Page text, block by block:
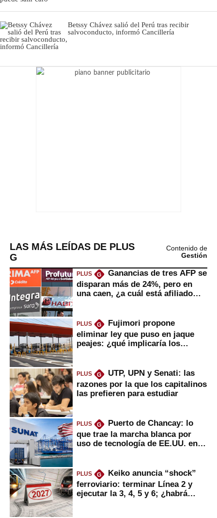
Betssy Chávez salió del Perú tras recibir
salvoconducto, informó Cancillería
LAS MÁS LEÍDAS DE PLUS
G
Contenido de
Gestión
PLUS G
Ganancias de tres AFP se
disparan más de 24%, pero en
una caen, ¿a cuál está afiliado
PLUS G
Fujimori propone
eliminar ley que puso en jaque
peajes: ¿qué implicaría los
PLUS G
UTP, UPN y Senati: las
razones por la que los capitalinos
las prefieren para estudiar
PLUS G
Puerto de Chancay: lo
que trae la marcha blanca por
uso de tecnología de EE.UU. en
PLUS G
Keiko anuncia “shock”
ferroviario: terminar Línea 2 y
ejecutar la 3, 4, 5 y 6; ¿habrá